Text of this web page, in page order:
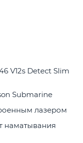
V12s Detect Slim
Submarine
лазером
наматывания